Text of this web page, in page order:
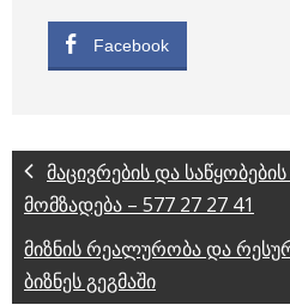
Facebook
მაცივრების და საწყობების
მომზადება – 577 27 27 41
მიზნის რეალურობა და
ბიზნეს გეგმაში